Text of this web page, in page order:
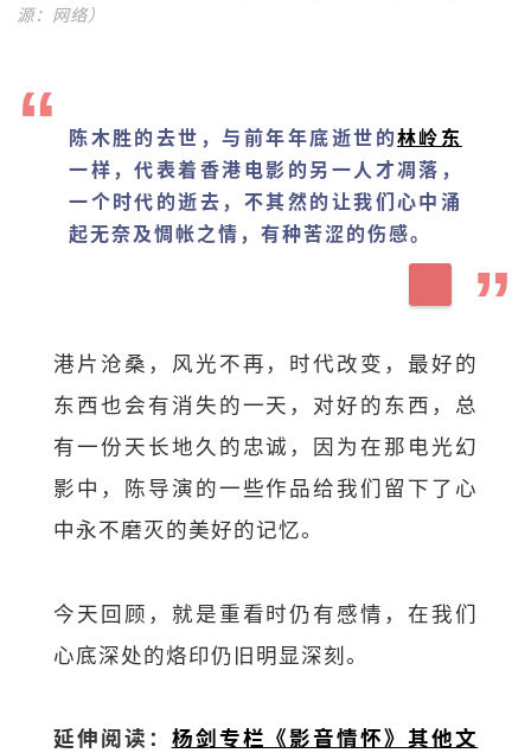
源：网络）
陈木胜的去世，与前年年底逝世的林岭东
一样，代表着香港电影的另一人才凋落，
一个时代的逝去，不其然的让我们心中涌
起无奈及惆帐之情，有种苦涩的伤感。
港片沧桑，风光不再，时代改变，最好的
东西也会有消失的一天，对好的东西，总
有一份天长地久的忠诚，因为在那电光幻
影中，陈导演的一些作品给我们留下了心
中永不磨灭的美好的记忆。
今天回顾，就是重看时仍有感情，在我们
心底深处的烙印仍旧明显深刻。
延伸阅读： 杨剑专栏《影音情怀》其他文